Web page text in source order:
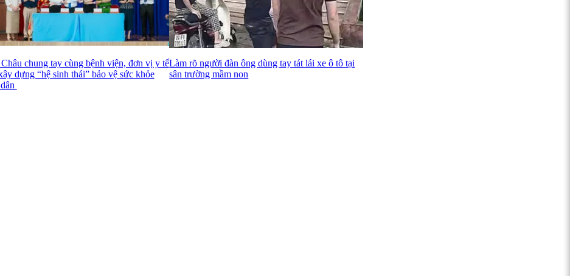
chung tay cùng bệnh viện, đơn vị y tế
dựng “hệ sinh thái” bảo vệ sức khỏe
Làm rõ người đàn ông dùng tay tát lái xe ô tô tại
sân trường mầm non